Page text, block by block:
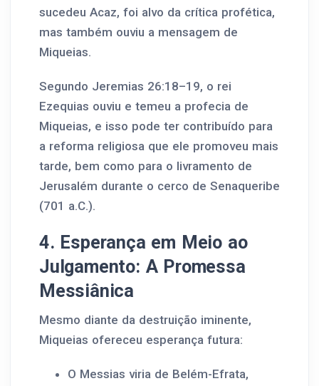
sucedeu Acaz, foi alvo da crítica profética,
mas também ouviu a mensagem de
Miqueias.
Segundo Jeremias 26:18–19, o rei
Ezequias ouviu e temeu a profecia de
Miqueias, e isso pode ter contribuído para
a reforma religiosa que ele promoveu mais
tarde, bem como para o livramento de
Jerusalém durante o cerco de Senaqueribe
(701 a.C.).
4. Esperança em Meio ao
Julgamento: A Promessa
Messiânica
Mesmo diante da destruição iminente,
Miqueias ofereceu esperança futura:
O Messias viria de Belém-Efrata,